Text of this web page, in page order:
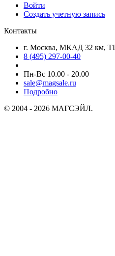
Войти
Создать учетную запись
Контакты
г. Москва, МКАД 32 км,
8 (495) 297-00-40
Пн-Вс 10.00 - 20.00
sale@magsale.ru
Подробно
© 2004 - 2026 МАГСЭЙЛ.